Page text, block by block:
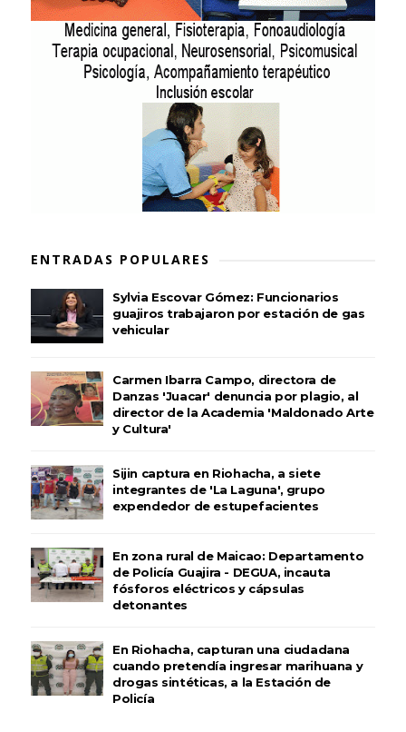
ENTRADAS POPULARES
Sylvia Escovar Gómez: Funcionarios
guajiros trabajaron por estación de gas
vehicular
Carmen Ibarra Campo, directora de
Danzas 'Juacar' denuncia por plagio, al
director de la Academia 'Maldonado Arte
y Cultura'
Sijin captura en Riohacha, a siete
integrantes de 'La Laguna', grupo
expendedor de estupefacientes
En zona rural de Maicao: Departamento
de Policía Guajira - DEGUA, incauta
fósforos eléctricos y cápsulas
detonantes
En Riohacha, capturan una ciudadana
cuando pretendía ingresar marihuana y
drogas sintéticas, a la Estación de
Policía